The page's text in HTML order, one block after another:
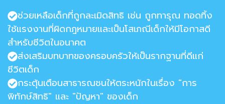
ช่วยเหลือเด็กที่ถูกละเมิดสิทธิ เช่น ถูกทารุณ ทอดทิ้ง
ใช้แรงงานที่ผิดกฎหมายและเป็นโสเภณีเด็กให้มีโอกาสดี
สำหรับชีวิตในอนาคต
ส่งเสริมบทบาทของครอบครัวให้เป็นรากฐานที่ดีแก่
ชีวิตเด็ก
กระตุ้นเตือนสาธารณชนให้ตระหนักในเรื่อง "การ
พิทักษ์สิทธิ" และ "ปัญหา" ของเด็ก